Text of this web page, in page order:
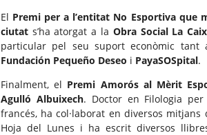
El Premi per a l’entitat No Esportiva que
ciutats’ha atorgat a la Obra Social La
particular pel seu suport econòmic tant
Fundación Pequeño Deseo i PayaSOSpital.
Finalment, el Premi Amorós al Mèrit
Agulló Albuixech. Doctor en Filologia
francés, ha col·laborat en diversos
Hoja del Lunes i ha escrit diversos